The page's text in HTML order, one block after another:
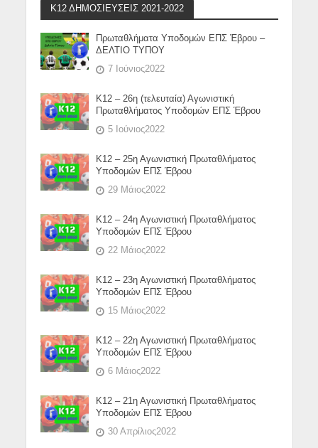
Κ12 ΔΗΜΟΣΙΕΥΣΕΙΣ 2021-2022
Πρωταθλήματα Υποδομών ΕΠΣ Έβρου –
ΔΕΛΤΙΟ ΤΥΠΟΥ
7 Ιούνιος2022
Κ12 – 26η (τελευταία) Αγωνιστική
Πρωταθλήματος Υποδομών ΕΠΣ Έβρου
5 Ιούνιος2022
Κ12 – 25η Αγωνιστική Πρωταθλήματος
Υποδομών ΕΠΣ Έβρου
29 Μάιος2022
Κ12 – 24η Αγωνιστική Πρωταθλήματος
Υποδομών ΕΠΣ Έβρου
22 Μάιος2022
Κ12 – 23η Αγωνιστική Πρωταθλήματος
Υποδομών ΕΠΣ Έβρου
15 Μάιος2022
Κ12 – 22η Αγωνιστική Πρωταθλήματος
Υποδομών ΕΠΣ Έβρου
6 Μάιος2022
Κ12 – 21η Αγωνιστική Πρωταθλήματος
Υποδομών ΕΠΣ Έβρου
30 Απρίλιος2022